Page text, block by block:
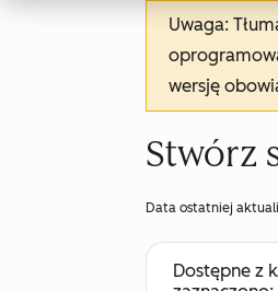
Uwaga:
wersję
Stwórz
Data ostatniej
Dostępne z